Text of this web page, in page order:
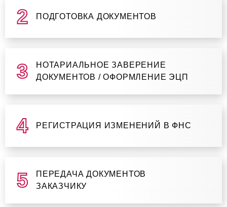
ПОДГОТОВКА ДОКУМЕНТОВ
НОТАРИАЛЬНОЕ ЗАВЕРЕНИЕ
ДОКУМЕНТОВ / ОФОРМЛЕНИЕ ЭЦП
РЕГИСТРАЦИЯ ИЗМЕНЕНИЙ В ФНС
ПЕРЕДАЧА ДОКУМЕНТОВ
ЗАКАЗЧИКУ